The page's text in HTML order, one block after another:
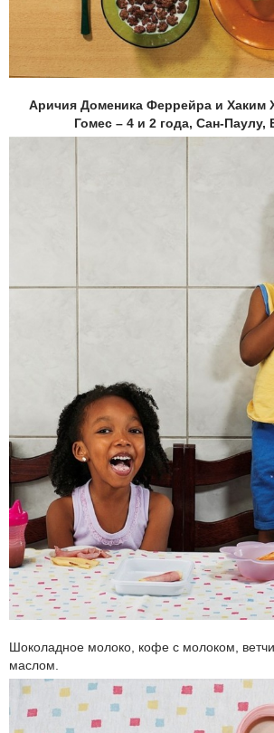
Аричия Доменика Феррейра и Хаким
Гомес – 4 и 2 года, Сан-Паулу,
Шоколадное молоко, кофе с молоком,
маслом.